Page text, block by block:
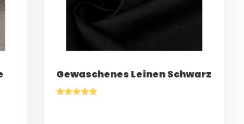
Gewaschenes Leinen Schwarz